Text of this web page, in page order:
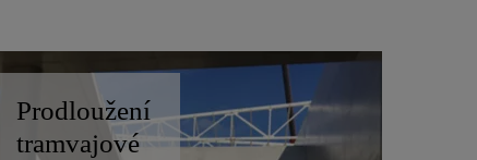
Prodloužení
tramvajové